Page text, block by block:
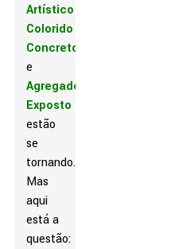
Artístico
Colorido
Concreto
e
Agregado
Exposto
estão
se
tornando.
Mas
aqui
está a
questão: